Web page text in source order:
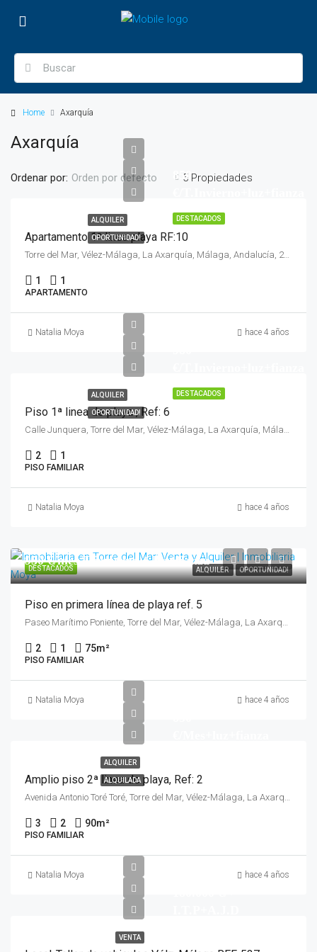
Home Axarquía
Axarquía
5 Propiedades
Ordenar por: Orden por defecto
DESTACADOS
ALQUILER
OPORTUNIDAD!
850
Apartamento 1º linea playa RF:10
Torre del Mar, Vélez-Málaga, La Axarquía, Málaga, Andalucía, 29740, España
1 1
APARTAMENTO
Natalia Moya hace 4 años
DESTACADOS
ALQUILER
OPORTUNIDAD!
Piso 1ª linea de playa , Ref: 6
Calle Junquera, Torre del Mar, Vélez-Málaga, La Axarquía, Málaga, Andalucía, 29740, España
2 1
PISO FAMILIAR
Natalia Moya hace 4 años
DESTACADOS ALQUILER OPORTUNIDAD!
950 €/mes T.invierno + luz+fianza
Piso en primera línea de playa ref. 5
Paseo Marítimo Poniente, Torre del Mar, Vélez-Málaga, La Axarquía, Málaga, Andalucía, 29740, España
2 1 75m²
PISO FAMILIAR
Natalia Moya hace 4 años
ALQUILER
ALQUILADA
Amplio piso 2ª linea de playa, Ref: 2
Avenida Antonio Toré Toré, Torre del Mar, Vélez-Málaga, La Axarquía, Málaga, Andalucía, 29740, España
3 2 90m²
PISO FAMILIAR
Natalia Moya hace 4 años
VENTA